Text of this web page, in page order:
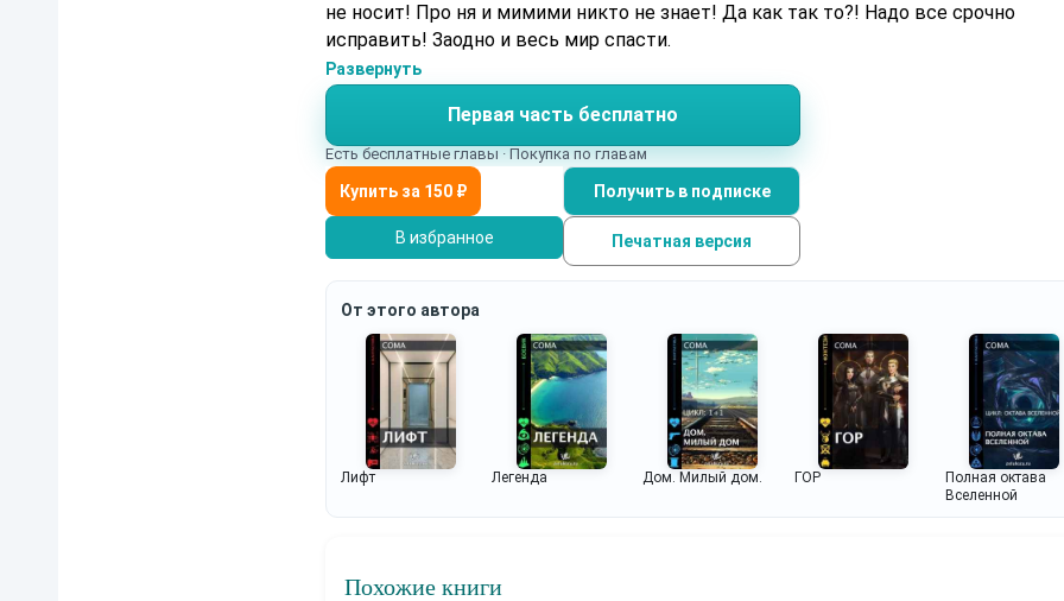
не носит! Про ня и мимими никто не знает! Да как так то?! Надо все срочно
исправить! Заодно и весь мир спасти.
Развернуть
Первая часть бесплатно
Есть бесплатные главы · Покупка по главам
Получить в подписке
В избранное Печатная версия
От этого автора
Лифт Легенда Дом. Милый дом. ГОР
Полная октава
Вселенной
Похожие книги